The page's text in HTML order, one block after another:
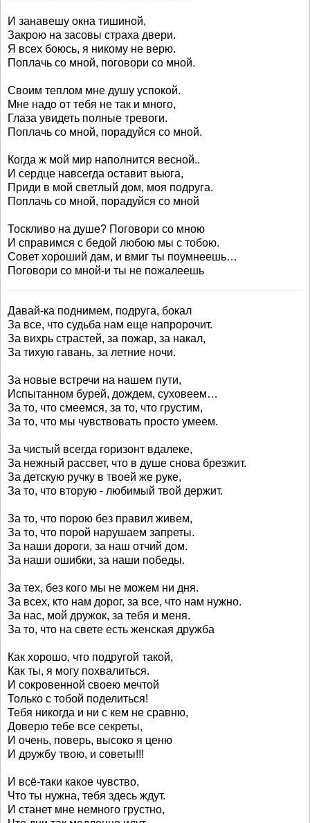
И занавешу окна тишиной,
Закрою на засовы страха двери.
Я всех боюсь, я никому не верю.
Поплачь со мной, поговори со мной.
Своим теплом мне душу успокой.
Мне надо от тебя не так и много,
Глаза увидеть полные тревоги.
Поплачь со мной, порадуйся со мной.
Когда ж мой мир наполнится весной..
И сердце навсегда оставит вьюга,
Приди в мой светлый дом, моя подруга.
Поплачь со мной, порадуйся со мной
Тоскливо на душе? Поговори со мною
И справимся с бедой любою мы с тобою.
Совет хороший дам, и вмиг ты поумнеешь…
Поговори со мной-и ты не пожалеешь
Давай-ка поднимем, подруга, бокал
За все, что судьба нам еще напророчит.
За вихрь страстей, за пожар, за накал,
За тихую гавань, за летние ночи.
За новые встречи на нашем пути,
Испытанном бурей, дождем, суховеем…
За то, что смеемся, за то, что грустим,
За то, что мы чувствовать просто умеем.
За чистый всегда горизонт вдалеке,
За нежный рассвет, что в душе снова брезжит.
За детскую ручку в твоей же руке,
За то, что вторую - любимый твой держит.
За то, что порою без правил живем,
За то, что порой нарушаем запреты.
За наши дороги, за наш отчий дом.
За наши ошибки, за наши победы.
За тех, без кого мы не можем ни дня.
За всех, кто нам дорог, за все, что нам нужно.
За нас, мой дружок, за тебя и меня.
За то, что на свете есть женская дружба
Как хорошо, что подругой такой,
Как ты, я могу похвалиться.
И сокровенной своею мечтой
Только с тобой поделиться!
Тебя никогда и ни с кем не сравню,
Доверю тебе все секреты,
И очень, поверь, высоко я ценю
И дружбу твою, и советы!!!
И всё-таки какое чувство,
Что ты нужна, тебя здесь ждут.
И станет мне немного грустно,